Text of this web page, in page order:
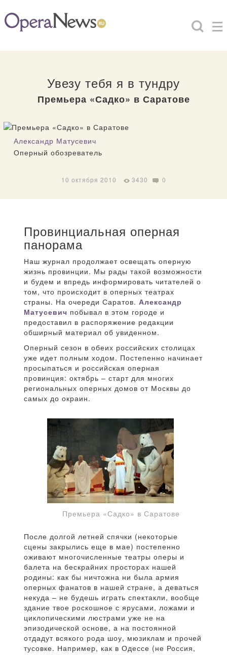
Увезу тебя я в тундру
Премьера «Садко» в Саратове
Александр Матусевич
Оперный обозреватель
10 октября 2010 3430 0
Провинциальная оперная
панорама
Наш журнал продолжает освещать оперную
жизнь провинции. Мы рады такой возможности
и будем и впредь информировать читателей о
том, что происходит в оперных театрах
страны. На очереди Саратов. Александр
Матусевич побывал в этом городе и
предоставил в распоряжение редакции
обширный материал об увиденном.
Оперный сезон в обеих российских столицах
уже идет полным ходом. Постепенно начинает
просыпаться и российская оперная
провинция: октябрь – старт для многих
региональных оперных домов от Москвы до
самых до окраин.
Премьера «Садко» в Саратове
После долгой летней спячки (некоторые
сцены закрылись еще в мае) постепенно
оживают многочисленные театры оперы и
балета на бескрайних просторах нашей
родины: как бы ничтожна ни была армия
оперных фанатов в нашей стране, а деваться
некуда – не будешь играть спектакли, вообще
здание твое роскошное с ярусами, ложами и
циклопическими люстрами уже не на
эпизодической основе, а на постоянной
отдадут всякого рода шоу, мюзиклам и прочей
тусовке. Например, как в Одессе (не Россия,